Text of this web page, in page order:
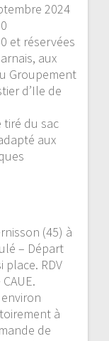
2024
et réservées
aux
Groupement
d’Ile de
du sac
aux
(45) à
– Départ
place. RDV
à
de